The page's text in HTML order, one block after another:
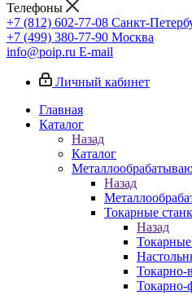
Телефоны
+7 (812) 602-77-08 Санкт-
+7 (499) 380-77-90 Москва
info@poip.ru E-mail
Личный кабинет
Главная
Каталог
Назад
Каталог
Назад
Токарные
Назад
Токарно-
Токарно-